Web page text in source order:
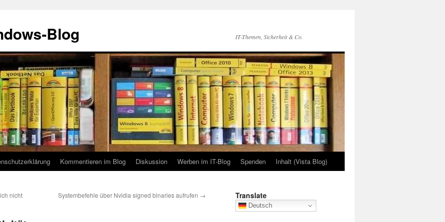
Blog IT-Themen, Sicherheit & Co.
Kommentieren im Blog Diskussion Werben im IT-Blog Spenden Inhalt (Vista Blog)
nicht
Systembefehle über Nvidia signed binaries aufrufen → Translate
Deutsch